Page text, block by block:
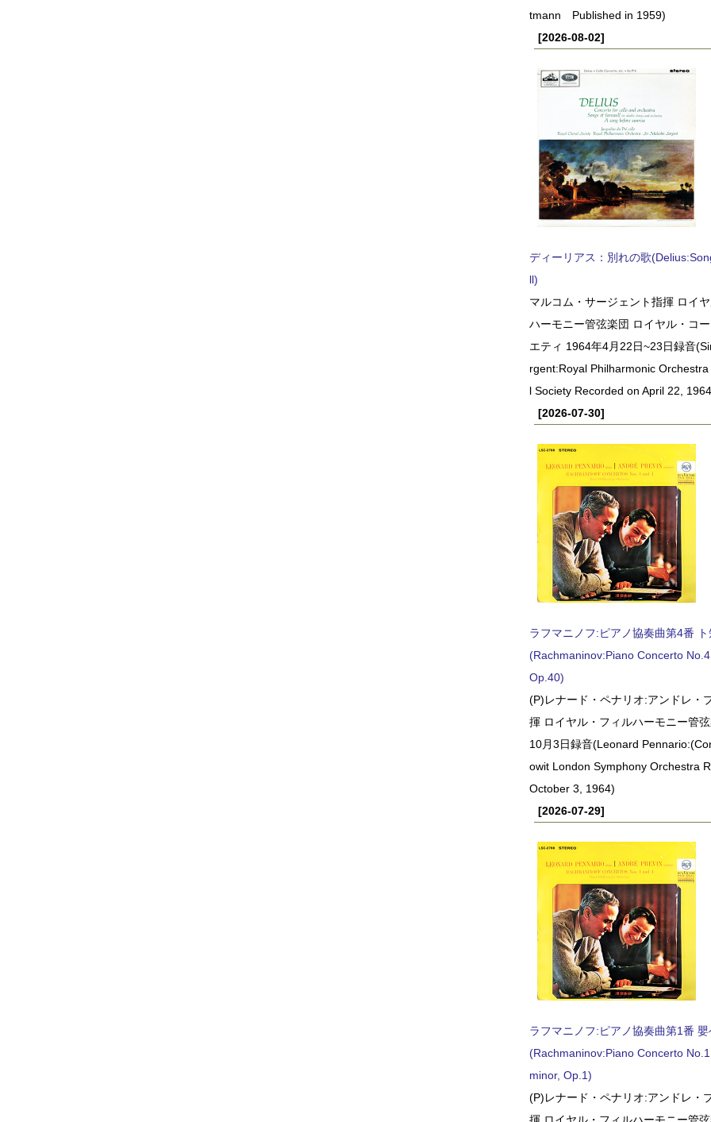
tmann Published in 1959)
[2026-08-02]
ディーリアス：別れの歌
ll)
マルコム・サージェント指揮 ロイ
ハーモニー管弦楽団 ロイヤル・コ
エティ 1964年4月22日~23日録音
rgent:Royal Philharmonic
l Society Recorded on April 22,
[2026-07-30]
ラフマニノフ:ピアノ協奏曲第4番
(Rachmaninov:Piano Concerto
Op.40)
(P)レナード・ペナリオ:アンドレ・
揮 ロイヤル・フィルハーモニー管
10月3日録音(Leonard
owit London Symphony Orchestra
October 3, 1964)
[2026-07-29]
ラフマニノフ:ピアノ協奏曲第1番
(Rachmaninov:Piano Concerto
minor, Op.1)
(P)レナード・ペナリオ:アンドレ・
揮 ロイヤル・フィルハーモニー管